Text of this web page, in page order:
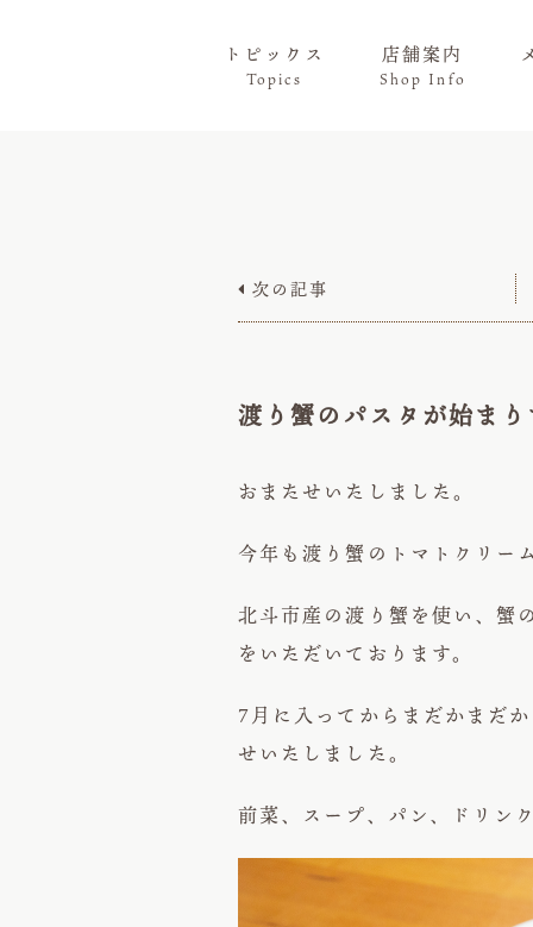
トピックス
Topics
店舗案内
Shop Info
 次の記事
渡り蟹のパスタが始ま
おまたせいたしました。
今年も渡り蟹のトマトクリー
北斗市産の渡り蟹を使い、蟹
をいただいております。
7月に入ってからまだかまだ
せいたしました。
前菜、スープ、パン、ドリン